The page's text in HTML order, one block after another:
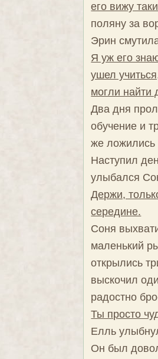
его вижу
поляну за
Эрин
Я уж его
ушел
могли найти
Два дня
обучение и
же ложились
Наступил
улыбался
Держи,
середине.
Соня
маленький
открылись
выскочил
радостно
Ты просто
Елль
Он был